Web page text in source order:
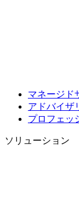
マネージド
アドバイザ
プロフェッ
ソリューション